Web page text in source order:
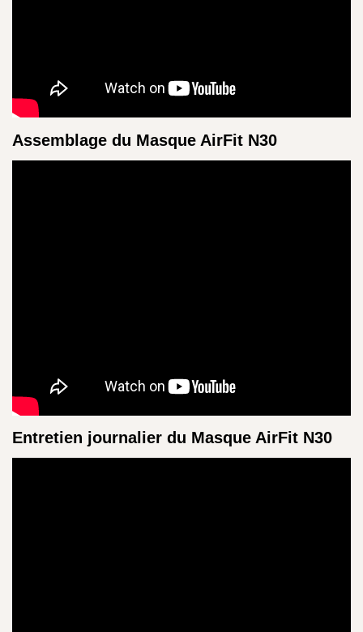
Assemblage du Masque AirFit N30
Entretien journalier du Masque AirFit N30